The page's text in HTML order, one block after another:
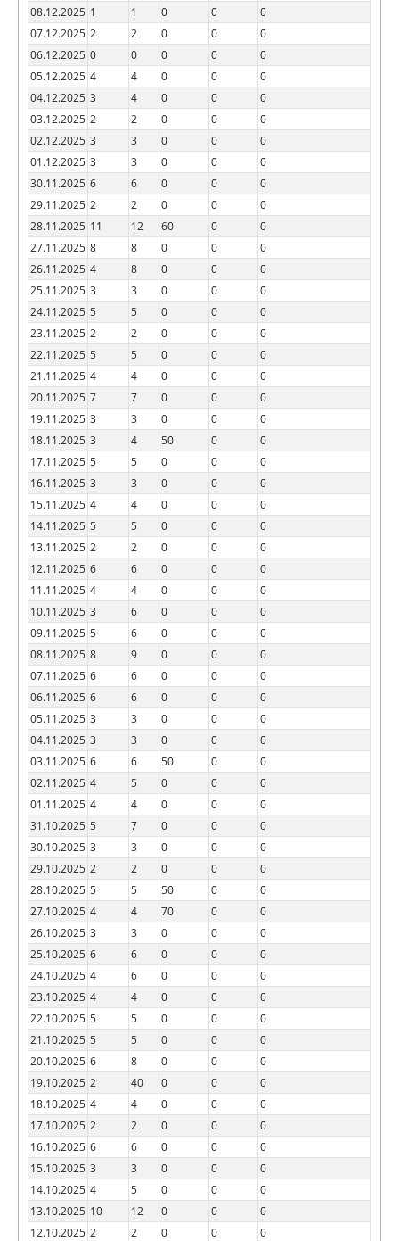
08.12.2025 1 1 0 0
0
07.12.2025 2 2 0 0
0
06.12.2025 0 0 0 0
0
05.12.2025 4 4 0 0
0
04.12.2025 3 4 0 0
0
03.12.2025 2 2 0 0
0
02.12.2025 3 3 0 0
0
01.12.2025 3 3 0 0
0
30.11.2025 6 6 0 0
0
29.11.2025 2 2 0 0
0
28.11.2025 11 12 60 0
0
27.11.2025 8 8 0 0
0
26.11.2025 4 8 0 0
0
25.11.2025 3 3 0 0
0
24.11.2025 5 5 0 0
0
23.11.2025 2 2 0 0
0
22.11.2025 5 5 0 0
0
21.11.2025 4 4 0 0
0
20.11.2025 7 7 0 0
0
19.11.2025 3 3 0 0
0
18.11.2025 3 4 50 0
0
17.11.2025 5 5 0 0
0
16.11.2025 3 3 0 0
0
15.11.2025 4 4 0 0
0
14.11.2025 5 5 0 0
0
13.11.2025 2 2 0 0
0
12.11.2025 6 6 0 0
0
11.11.2025 4 4 0 0
0
10.11.2025 3 6 0 0
0
09.11.2025 5 6 0 0
0
08.11.2025 8 9 0 0
0
07.11.2025 6 6 0 0
0
06.11.2025 6 6 0 0
0
05.11.2025 3 3 0 0
0
04.11.2025 3 3 0 0
0
03.11.2025 6 6 50 0
0
02.11.2025 4 5 0 0
0
01.11.2025 4 4 0 0
0
31.10.2025 5 7 0 0
0
30.10.2025 3 3 0 0
0
29.10.2025 2 2 0 0
0
28.10.2025 5 5 50 0
0
27.10.2025 4 4 70 0
0
26.10.2025 3 3 0 0
0
25.10.2025 6 6 0 0
0
24.10.2025 4 6 0 0
0
23.10.2025 4 4 0 0
0
22.10.2025 5 5 0 0
0
21.10.2025 5 5 0 0
0
20.10.2025 6 8 0 0
0
19.10.2025 2 40 0 0
0
18.10.2025 4 4 0 0
0
17.10.2025 2 2 0 0
0
16.10.2025 6 6 0 0
0
15.10.2025 3 3 0 0
0
14.10.2025 4 5 0 0
0
13.10.2025 10 12 0 0
0
12.10.2025 2 2 0 0
0